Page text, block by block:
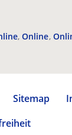
Online
Sitemap